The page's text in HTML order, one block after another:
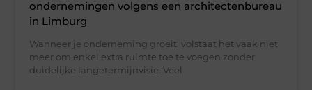
ondernemingen volgens een architectenbureau
in Limburg
Wanneer je onderneming groeit, volstaat het vaak niet
meer om enkel extra ruimte toe te voegen zonder
duidelijke langetermijnvisie. Veel